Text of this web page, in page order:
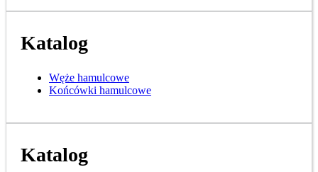
Katalog
Węże hamulcowe
Końcówki hamulcowe
Katalog